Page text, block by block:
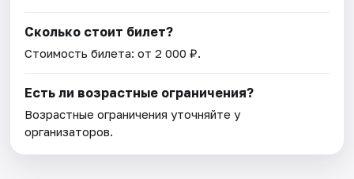
Сколько стоит билет?
Стоимость билета: от 2 000 ₽.
Есть ли возрастные ограничения?
Возрастные ограничения уточняйте у
организаторов.